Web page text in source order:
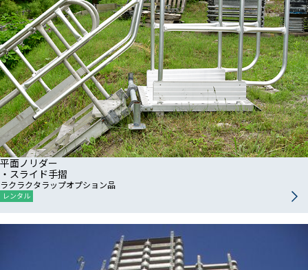
平面ノリダー
・スライド手摺
ラクラクタラップオプション品
レンタル